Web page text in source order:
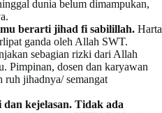
dunia belum dimampukan,
berarti jihad fi sabilillah. Harta
ganda oleh Allah SWT.
sebagian rizki dari Allah
Pimpinan, dosen dan karyawan
ruh jihadnya/ semangat
dan kejelasan. Tidak ada